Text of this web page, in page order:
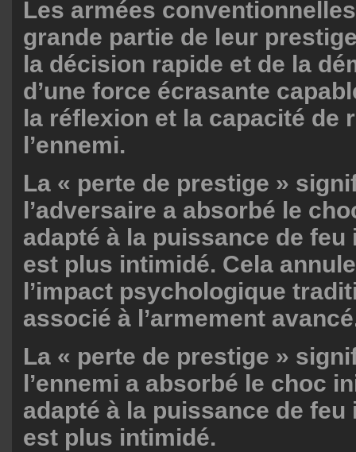
Les armées
grande partie de leur
la décision rapide et de la
d’une force écrasante
la réflexion et la capacité de
l’ennemi.
La « perte de prestige »
l’adversaire a absorbé le
adapté à la puissance de feu
est plus intimidé. Cela
l’impact psychologique
associé à l’armement
La « perte de prestige »
l’ennemi a absorbé le choc
adapté à la puissance de feu
est plus intimidé.